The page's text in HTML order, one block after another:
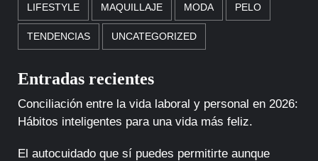
LIFESTYLE MAQUILLAJE MODA PELO
TENDENCIAS UNCATEGORIZED
Entradas recientes
Conciliación entre la vida laboral y personal en 2026:
Hábitos inteligentes para una vida más feliz.
El autocuidado que sí puedes permitirte aunque